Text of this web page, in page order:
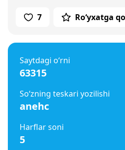
7 Ro‘yxatga
Saytdagi o‘rni
63315
So‘zning teskari yozilishi
anehc
Harflar soni
5